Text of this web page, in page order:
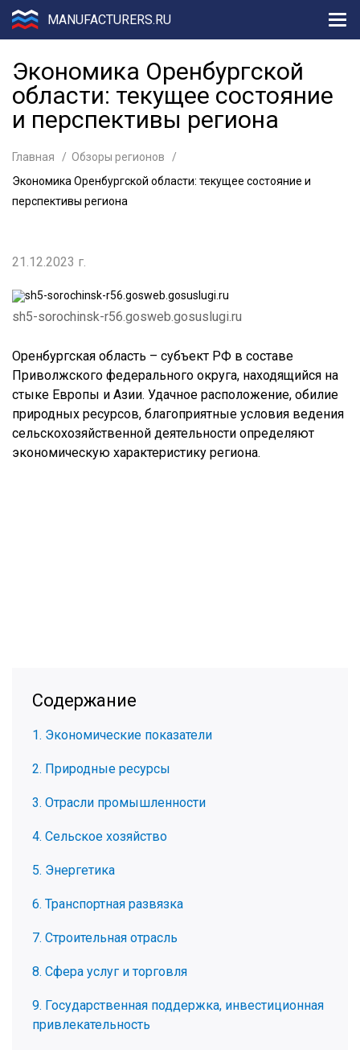
MANUFACTURERS.RU
Экономика Оренбургской
области: текущее состояние
и перспективы региона
Главная
Обзоры регионов
Экономика Оренбургской области: текущее состояние и
перспективы региона
21.12.2023 г.
sh5-sorochinsk-r56.gosweb.gosuslugi.ru
Оренбургская область – субъект РФ в составе
Приволжского федерального округа, находящийся на
стыке Европы и Азии. Удачное расположение, обилие
природных ресурсов, благоприятные условия ведения
сельскохозяйственной деятельности определяют
экономическую характеристику региона.
Содержание
1. Экономические показатели
2. Природные ресурсы
3. Отрасли промышленности
4. Сельское хозяйство
5. Энергетика
6. Транспортная развязка
7. Строительная отрасль
8. Сфера услуг и торговля
9. Государственная поддержка, инвестиционная
привлекательность